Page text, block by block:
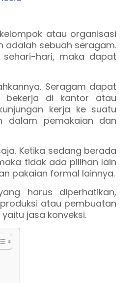
atau organisasi
adalah sebuah seragam.
hari, maka dapat
Seragam dapat
bekerja di kantor atau
kerja ke suatu
dalam pemakaian dan
Ketika sedang berada
tidak ada pilihan lain
pakaian formal lainnya.
harus diperhatikan,
atau pembuatan
jasa konveksi.